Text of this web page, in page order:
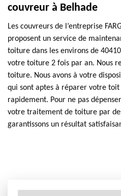
couvreur à Belhade
Les couvreurs de l’entreprise
proposent un service de
toiture dans les environs de
votre toiture 2 fois par an. Nous
toiture. Nous avons à votre
qui sont aptes à réparer votre
rapidement. Pour ne pas
votre traitement de toiture par
garantissons un résultat